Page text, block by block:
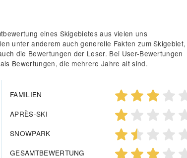
eines Skigebietes aus vielen uns
unter anderem auch generelle Fakten zum Skigebiet,
die Bewertungen der Leser. Bei User-Bewertungen
Bewertungen, die mehrere Jahre alt sind.
FAMILIEN
APRÈS-SKI
SNOWPARK
GESAMTBEWERTUNG